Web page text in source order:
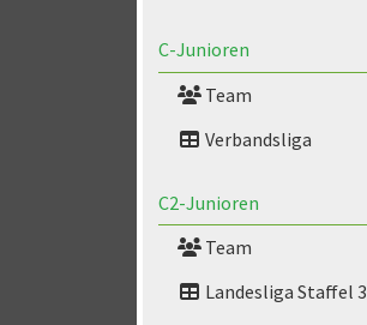
C-Junioren
Team
Verbandsliga
C2-Junioren
Team
Landesliga Staffel 3